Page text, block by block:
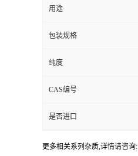
用途
包装规格
纯度
CAS编号
是否进口
更多相关系列杂质,详情请咨询: